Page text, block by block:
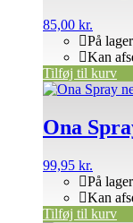
85,00 kr.
På lager
Kan
Tilføj til kurv
Ona
99,95 kr.
På lager
Kan
Tilføj til kurv